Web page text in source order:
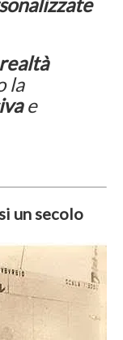
la
e
un secolo